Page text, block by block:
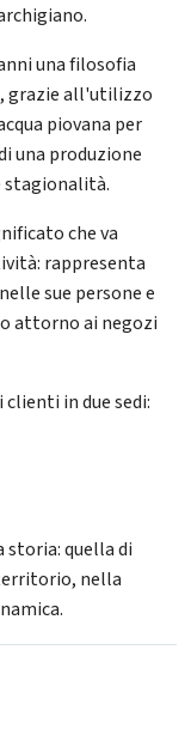
una filosofia
grazie all'utilizzo
piovana per
una produzione
stagionalità.
che va
rappresenta
sue persone e
attorno ai negozi
clienti in due sedi:
storia: quella di
nella